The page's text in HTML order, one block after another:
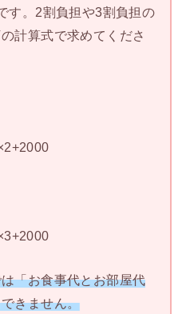
す。2割負担や3割負担の
計算式で求めてくださ
「お食事代とお部屋代
きません。